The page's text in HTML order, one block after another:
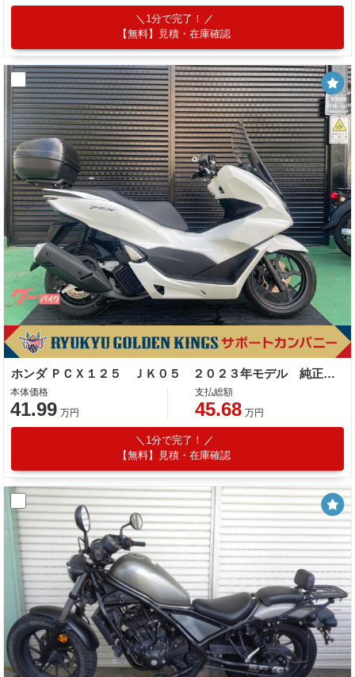
1分で完了！
【無料】見積・在庫確認
ホンダ ＰＣＸ１２５ ＪＫ０５ ２０２３年モデル 純正ロングスクリーン ＧｉＶｉリアボックス パールジャスミンホワイト
本体価格
41.99 万円
支払総額
45.68 万円
1分で完了！
【無料】見積・在庫確認